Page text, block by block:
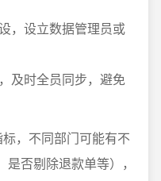
，设立数据管理员或
及时全员同步，避免
，不同部门可能有不
否剔除退款单等），